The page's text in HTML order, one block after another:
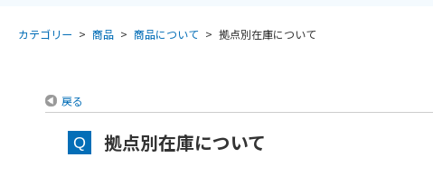
カテゴリー > 商品 > 商品について > 拠点別在庫について
戻る
拠点別在庫について